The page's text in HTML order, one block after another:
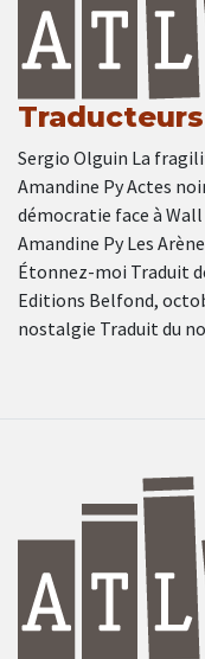
Sergio Olguin La
Amandine Py Actes
démocratie face à
Amandine Py Les
Étonnez-moi Traduit
Editions Belfond,
nostalgie Traduit du